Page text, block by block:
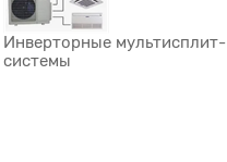
Инверторные мультисплит-
системы